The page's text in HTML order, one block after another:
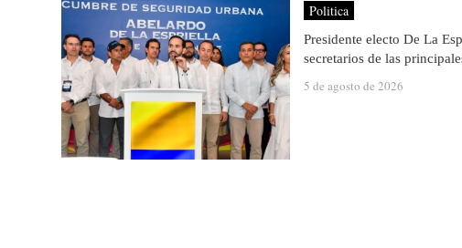
Politica
Presidente electo De La
secretarios de las
5 de agosto de 2026